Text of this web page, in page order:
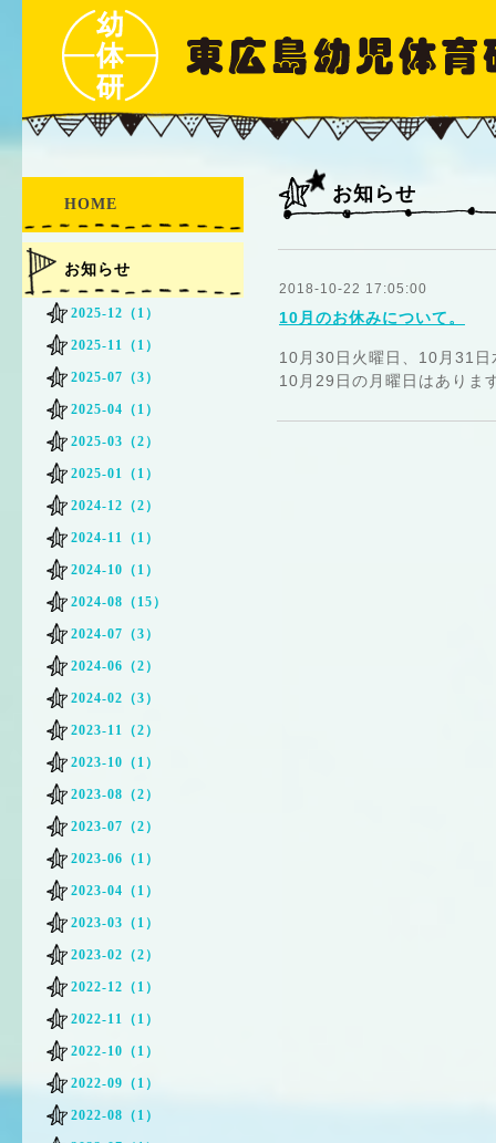
お知らせ
2018-10-22 17:05:00
10月のお休みについて。
10月30日火曜日、10月31
10月29日の月曜日はありま
HOME
お知らせ
2025-12（1）
2025-11（1）
2025-07（3）
2025-04（1）
2025-03（2）
2025-01（1）
2024-12（2）
2024-11（1）
2024-10（1）
2024-08（15）
2024-07（3）
2024-06（2）
2024-02（3）
2023-11（2）
2023-10（1）
2023-08（2）
2023-07（2）
2023-06（1）
2023-04（1）
2023-03（1）
2023-02（2）
2022-12（1）
2022-11（1）
2022-10（1）
2022-09（1）
2022-08（1）